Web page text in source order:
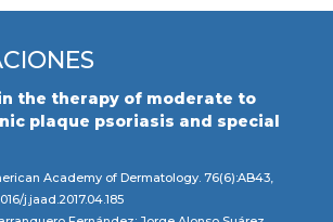
the therapy of moderate to
plaque psoriasis and special
Academy of Dermatology. 76(6):AB43,
j.jaad.2017.04.185